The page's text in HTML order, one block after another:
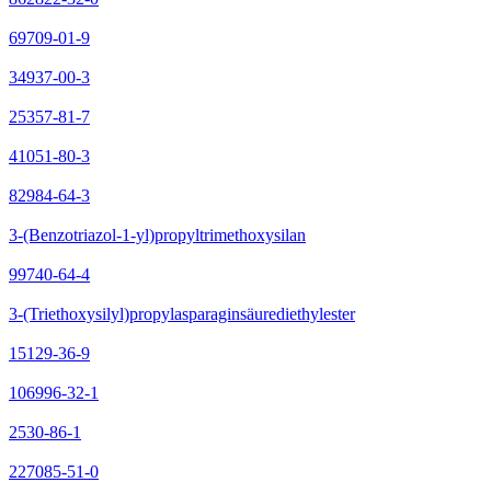
69709-01-9
34937-00-3
25357-81-7
41051-80-3
82984-64-3
3-(Benzotriazol-1-yl)propyltrimethoxysilan
99740-64-4
3-(Triethoxysilyl)propylasparaginsäurediethylester
15129-36-9
106996-32-1
2530-86-1
227085-51-0